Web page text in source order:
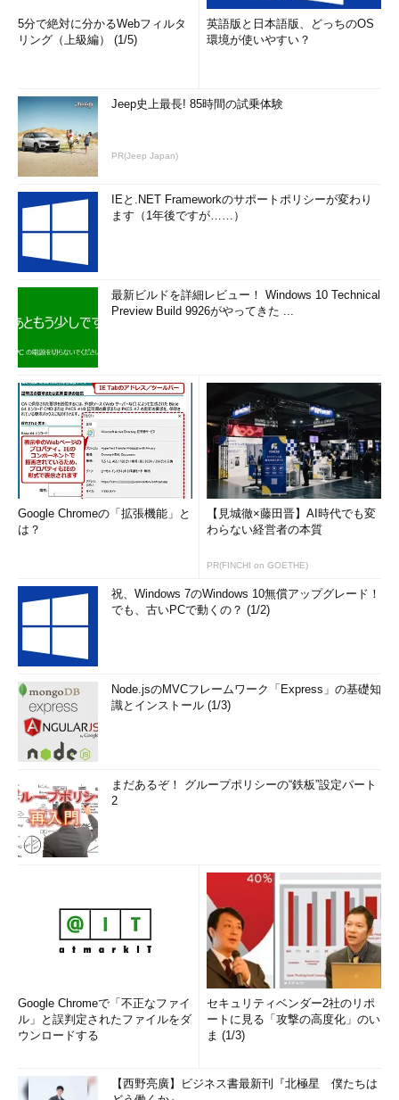
5分で絶対に分かるWebフィルタ
リング（上級編） (1/5)
英語版と日本語版、どっちのOS
環境が使いやすい？
Jeep史上最長! 85時間の試乗体験
PR(Jeep Japan)
IEと.NET Frameworkのサポートポリシーが変わり
ます（1年後ですが……）
最新ビルドを詳細レビュー！ Windows 10 Technical
Preview Build 9926がやってきた ...
Google Chromeの「拡張機能」と
は？
【見城徹×藤田晋】AI時代でも変
わらない経営者の本質
PR(FINCHI on GOETHE)
祝、Windows 7のWindows 10無償アップグレード！
でも、古いPCで動くの？ (1/2)
Node.jsのMVCフレームワーク「Express」の基礎知
識とインストール (1/3)
まだあるぞ！ グループポリシーの“鉄板”設定パート
2
Google Chromeで「不正なファイ
ル」と誤判定されたファイルをダ
ウンロードする
セキュリティベンダー2社のリポ
ートに見る「攻撃の高度化」のい
ま (1/3)
【西野亮廣】ビジネス書最新刊『北極星 僕たちは